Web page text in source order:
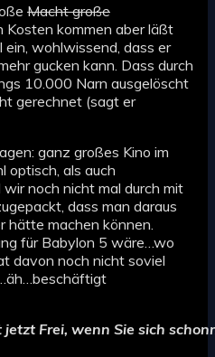
Macht große
Kosten kommen aber läßt
ein, wohlwissend, dass er
gucken kann. Dass durch
10.000 Narn ausgelöscht
gerechnet (sagt er
ganz großes Kino im
optisch, als auch
noch nicht mal durch mit
dass man daraus
hätte machen können.
für Babylon 5 wäre…wo
davon noch nicht soviel
Frei, wenn Sie sich